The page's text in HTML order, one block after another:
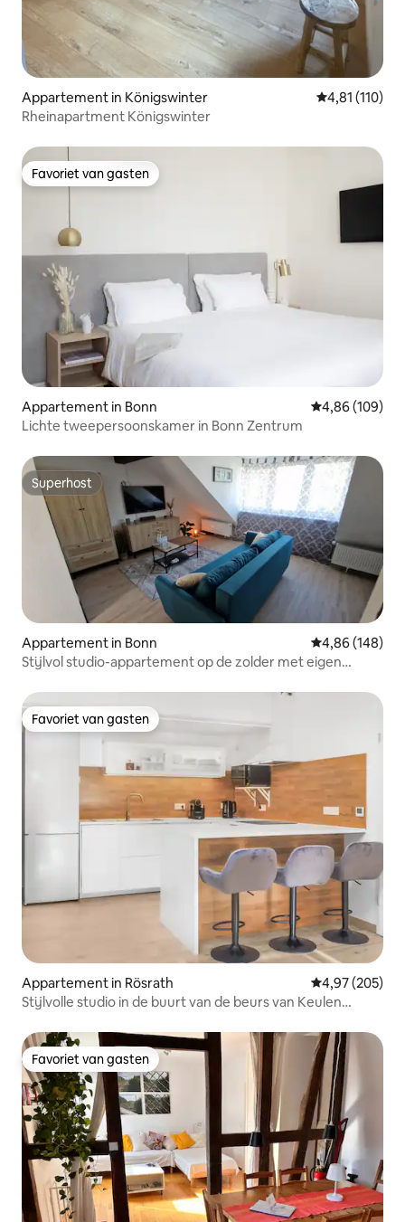
Appartement in Königswinter Gemiddelde
4,81 (110)
Rheinapartment Königswinter
Favoriet van gasten
Favoriet van gasten
Appartement in Bonn Gemiddelde
4,86 (109)
Lichte tweepersoonskamer in Bonn Zentrum
Superhost
Superhost
Appartement in Bonn Gemiddelde
4,86 (148)
Stijlvol studio-appartement op de zolder met eigen
Favoriet van gasten
Favoriet van gasten
Appartement in Rösrath Gemiddelde
4,97 (205)
Stijlvolle studio in de buurt van de beurs van Keulen
Favoriet van gasten
Favoriet van gasten